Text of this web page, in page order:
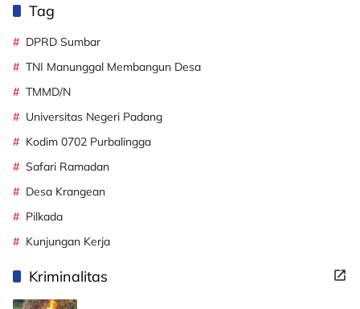
Tag
DPRD Sumbar
TNI Manunggal Membangun Desa
TMMD/N
Universitas Negeri Padang
Kodim 0702 Purbalingga
Safari Ramadan
Desa Krangean
Pilkada
Kunjungan Kerja
Kriminalitas